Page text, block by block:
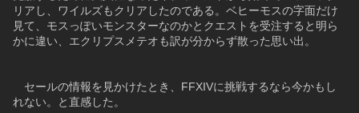
リアし、ワイルズもクリアしたのである。ベヒーモスの字面だけ
見て、モスっぽいモンスターなのかとクエストを受注すると明ら
かに違い、エクリプスメテオも訳が分からず散った思い出。
セールの情報を見かけたとき、FFXIVに挑戦するなら今かもし
れない。と直感した。